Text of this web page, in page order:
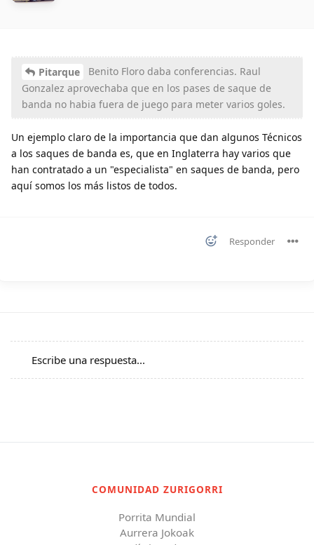
Pitarque
Benito Floro daba conferencias. Raul
Gonzalez aprovechaba que en los pases de saque de
banda no habia fuera de juego para meter varios goles.
Un ejemplo claro de la importancia que dan algunos Técnicos
a los saques de banda es, que en Inglaterra hay varios que
han contratado a un "especialista" en saques de banda, pero
aquí somos los más listos de todos.
Responder
Escribe una respuesta...
COMUNIDAD ZURIGORRI
Porrita Mundial
Aurrera Jokoak